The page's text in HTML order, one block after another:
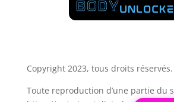
Copyright 2023, tous droits réservés.
Toute reproduction d’une partie du